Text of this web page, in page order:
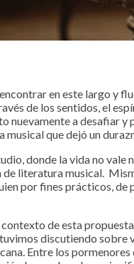
en este largo y
de los sentidos, el
nuevamente a desafiar
musical que dejó un
donde la vida no vale
literatura musical.
por fines prácticos,
de esta
discutiendo
Entre los